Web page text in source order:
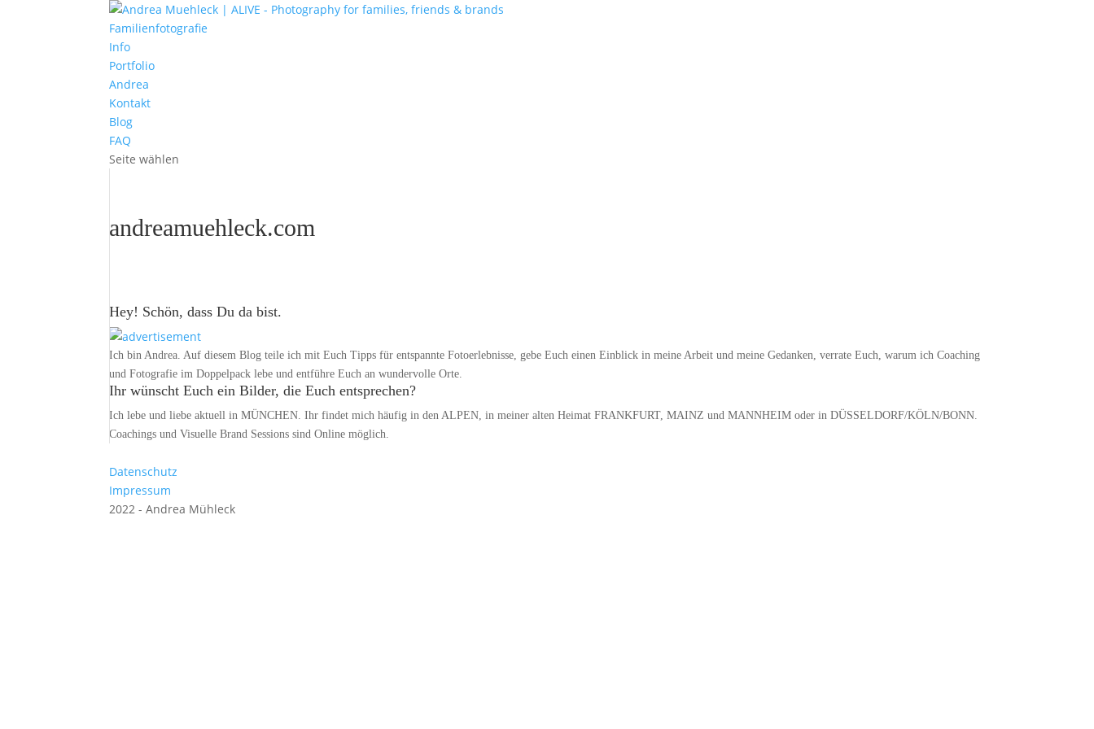
Familienfotografie
Info
Portfolio
Andrea
Kontakt
Blog
FAQ
Seite wählen
andreamuehleck.com
Hey! Schön, dass Du da bist.
Ich bin Andrea. Auf diesem Blog teile ich mit Euch Tipps für entspannte Fotoerlebnisse, gebe Euch einen Einblick in meine Arbeit und meine Gedanken, verrate Euch, warum ich Coaching
und Fotografie im Doppelpack lebe und entführe Euch an wundervolle Orte.
Ihr wünscht Euch ein Bilder, die Euch entsprechen?
Ich lebe und liebe aktuell in MÜNCHEN. Ihr findet mich häufig in den ALPEN, in meiner alten Heimat FRANKFURT, MAINZ und MANNHEIM oder in DÜSSELDORF/KÖLN/BONN.
Coachings und Visuelle Brand Sessions sind Online möglich.
Datenschutz
Impressum
2022 - Andrea Mühleck